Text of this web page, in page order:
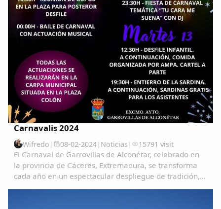
Carnavalis 2024
Wifredo | 08-02-2024| Noticias | 15791 visit
El Carnaval de Garrovillas de Alconétar, celebrado en
la provincia de Cáceres, Extremadura, se transforma
cada año en un espectacular despliegue de tradición,